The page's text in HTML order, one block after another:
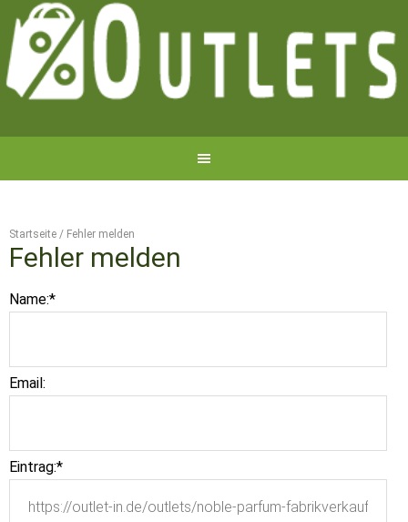
Startseite / Fehler melden
Fehler melden
Name:*
Email:
Eintrag:*